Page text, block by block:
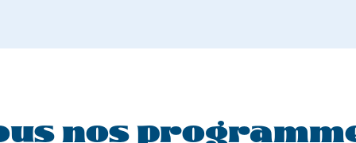
nos